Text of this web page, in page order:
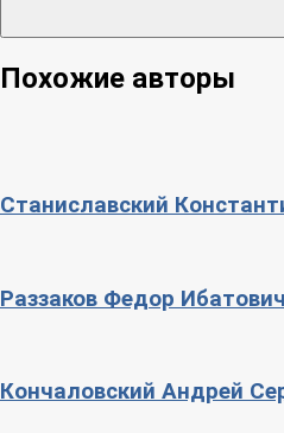
Похожие авторы
Станиславский
Раззаков Федор Ибатович
Кончаловский Андрей